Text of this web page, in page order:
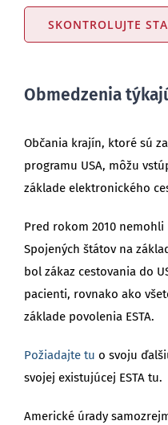
SKONTROLUJTE
Obmedzenia
Občania krajín, ktoré sú
programu USA, môžu
základe elektronického
Pred rokom 2010 nemohli
Spojených štátov na
bol zákaz cestovania do
pacienti, rovnako ako
základe povolenia ESTA.
Požiadajte tu o svoju
svojej existujúcej ESTA tu.
Americké úrady